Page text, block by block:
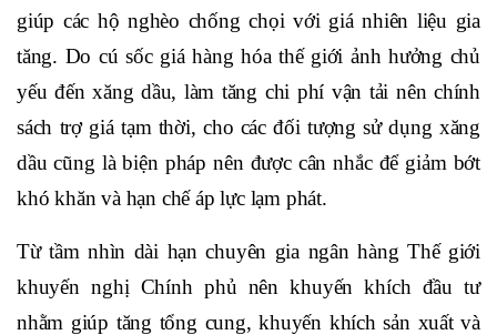
giúp các hộ nghèo chống chọi với giá nhiên liệu gia
tăng. Do cú sốc giá hàng hóa thế giới ảnh hưởng chủ
yếu đến xăng dầu, làm tăng chi phí vận tải nên chính
sách trợ giá tạm thời, cho các đối tượng sử dụng xăng
dầu cũng là biện pháp nên được cân nhắc để giảm bớt
khó khăn và hạn chế áp lực lạm phát.
Từ tầm nhìn dài hạn chuyên gia ngân hàng Thế giới
khuyến nghị Chính phủ nên khuyến khích đầu tư
nhằm giúp tăng tổng cung, khuyến khích sản xuất và